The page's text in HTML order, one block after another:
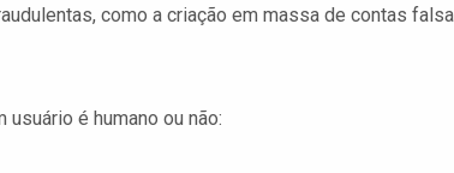
como a criação em massa de contas
é humano ou não: